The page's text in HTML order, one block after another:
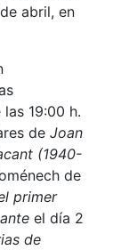
abril, en
19:00 h.
de Joan
(1940-
de
primer
el día 2
de